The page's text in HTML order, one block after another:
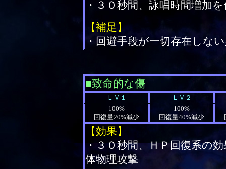
・３０秒間、詠唱時間増加
【補足】
・回避手段が一切存在しな
■致命的な傷
ＬＶ１
ＬＶ２
100%
回復量20%減少
100%
回復量40%減少
【効果】
・３０秒間、ＨＰ回復系の
体物理攻撃